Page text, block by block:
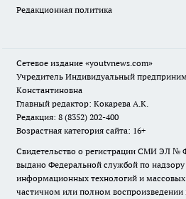
Редакционная политика
Сетевое издание «youtvnews.com»
Учредитель Индивидуальный
Константиновна
Главный редактор: Кокарева А.К.
Редакция: 8 (8352) 202-400
Возрастная категория сайта: 16+
Свидетельство о регистрации СМИ ЭЛ №
выдано Федеральной службой по надзору
информационных технологий и
частичном или полном воспроизведении